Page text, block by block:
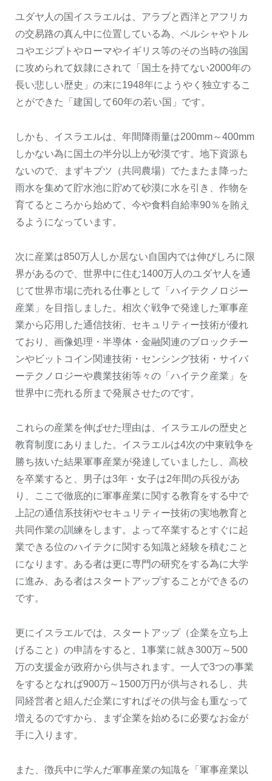
ユダヤ人の国イスラエルは、アラブと西洋とアフリカ
の交易路の真ん中に位置している為、ペルシャやトル
コやエジプトやローマやイギリス等のその当時の強国
に攻められて奴隷にされて「国土を持てない2000年の
長い悲しい歴史」の末に1948年にようやく独立するこ
とができた「建国して60年の若い国」です。
しかも、イスラエルは、年間降雨量は200mm～400mm
しかない為に国土の半分以上が砂漠です。地下資源も
ないので、まずキブツ（共同農場）でたまたま降った
雨水を集めて貯水池に貯めて砂漠に水を引き、作物を
育てるところから始めて、今や食料自給率90％を賄え
るようになっています。
次に産業は850万人しか居ない自国内では伸びしろに限
界があるので、世界中に住む1400万人のユダヤ人を通
じて世界市場に売れる仕事として「ハイテクノロジー
産業」を目指しました。相次ぐ戦争で発達した軍事産
業から応用した通信技術、セキュリティー技術が優れ
ており、画像処理・半導体・金融関連のブロックチー
ンやビットコイン関連技術・センシング技術・サイバ
ーテクノロジーや農業技術等々の「ハイテク産業」を
世界中に売れる所まで発展させたのです。
これらの産業を伸ばせた理由は、イスラエルの歴史と
教育制度にありました。イスラエルは4次の中東戦争を
勝ち抜いた結果軍事産業が発達していましたし、高校
を卒業すると、男子は3年・女子は2年間の兵役があ
り、ここで徹底的に軍事産業に関する教育をする中で
上記の通信系技術やセキュリティー技術の実地教育と
共同作業の訓練をします。よって卒業するとすぐに起
業できる位のハイテクに関する知識と経験を積むこと
になります。ある者は更に専門の研究をする為に大学
に進み、ある者はスタートアップすることができるの
です。
更にイスラエルでは、スタートアップ（企業を立ち上
げること）の申請をすると、1事業に就き300万～500
万の支援金が政府から供与されます。一人で3つの事業
をするとなれば900万～1500万円が供与されるし、共
同経営者と組んだ企業にすればその供与金も重なって
増えるのですから、まず企業を始めるに必要なお金が
手に入ります。
また、徴兵中に学んだ軍事産業の知識を「軍事産業以